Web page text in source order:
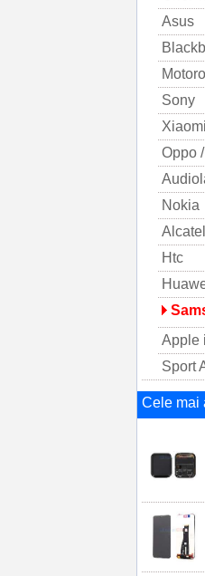
Asus
Sony
Xiaomi
Oppo
Nokia
Alcatel
Htc
Apple
Sport
Cele mai